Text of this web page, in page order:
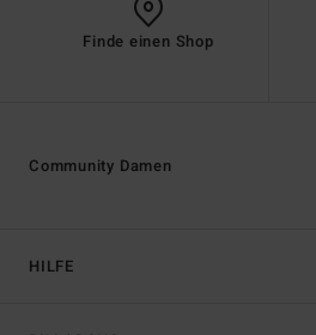
Finde einen Shop
HILFE
Community Damen